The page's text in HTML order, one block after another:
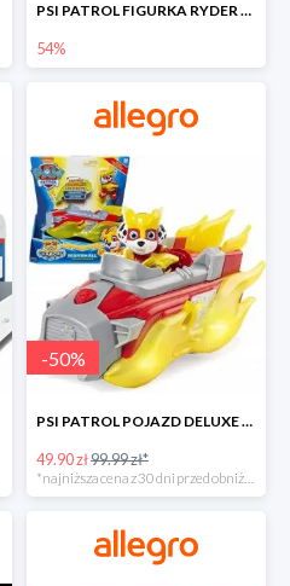
PSI PATROL FIGURKA RYDER + QUAD POJAZD RATUNKOWY -54%
54%
-50%
PSI PATROL POJAZD DELUXE FIGURKA MARSHALL MIGHTY -50%
49.90 zł99.99 zł*